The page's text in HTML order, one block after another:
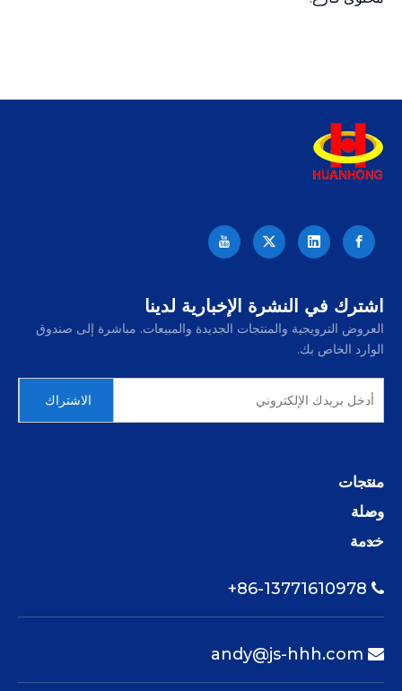
اشترك في النشرة الإخبارية لدينا
العروض الترويجية والمنتجات الجديدة والمبيعات. مباشرة إلى صندوق
الوارد الخاص بك.
الاشتراك
منتجات
وصلة
خدمة

